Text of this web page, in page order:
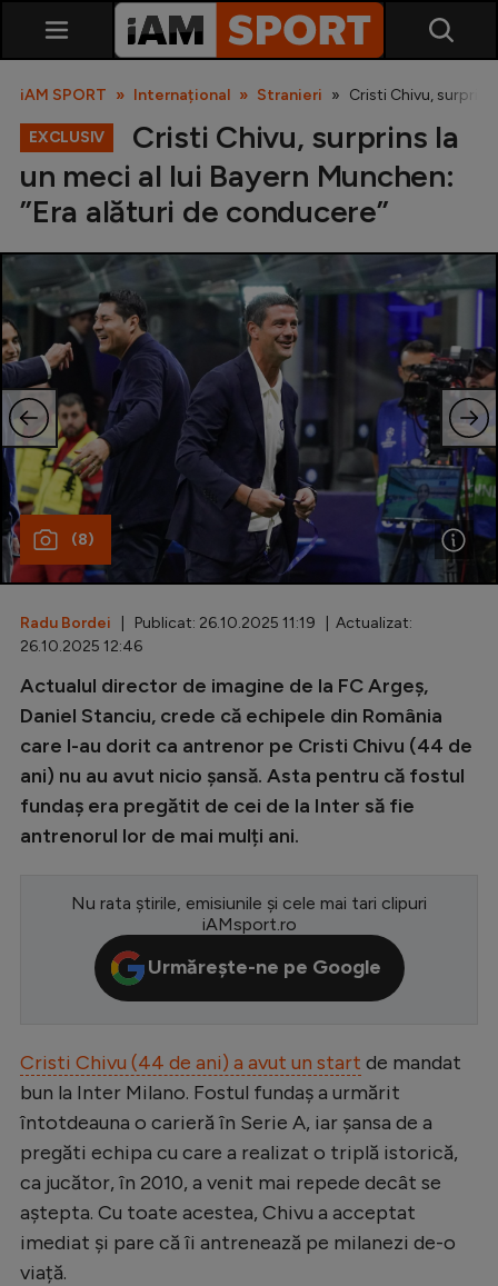
SuperLiga
Liga 2
Cupa României
Echipa Națională
Fotbal feminin
Special
Diverse
Inedit
Champions League
Europa League
CM 2026
LaLiga
Bundesliga
Campionate
Starurile fotbalului
EURO 2024
iAM SPORT Internațional Stranieri Cristi Chivu, surprins
EXCLUSIV
Cristi Chivu, surprins la
un meci al lui Bayern Munchen:
”Era alături de conducere”
(8)
Radu Bordei | Publicat: 26.10.2025 11:19 | Actualizat:
26.10.2025 12:46
Actualul director de imagine de la FC Argeș,
Daniel Stanciu, crede că echipele din România
care l-au dorit ca antrenor pe Cristi Chivu (44 de
ani) nu au avut nicio șansă. Asta pentru că fostul
fundaș era pregătit de cei de la Inter să fie
antrenorul lor de mai mulți ani.
Nu rata știrile, emisiunile și cele mai tari clipuri
iAMsport.ro
Urmărește-ne pe Google
Cristi Chivu (44 de ani) a avut un start de mandat
bun la Inter Milano. Fostul fundaș a urmărit
întotdeauna o carieră în Serie A, iar șansa de a
pregăti echipa cu care a realizat o triplă istorică,
ca jucător, în 2010, a venit mai repede decât se
aștepta. Cu toate acestea, Chivu a acceptat
imediat și pare că îi antrenează pe milanezi de-o
viață.